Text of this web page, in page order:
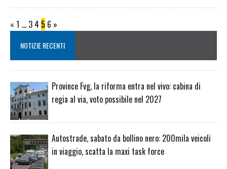
« 1 … 3 4 5 6 »
NOTIZIE RECENTI
Province Fvg, la riforma entra nel vivo: cabina di
regia al via, voto possibile nel 2027
Autostrade, sabato da bollino nero: 200mila veicoli
in viaggio, scatta la maxi task force